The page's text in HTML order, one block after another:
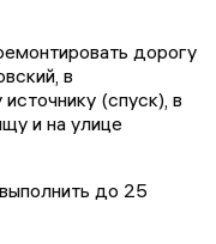
дорогу
в
(спуск), в
и на улице
до 25